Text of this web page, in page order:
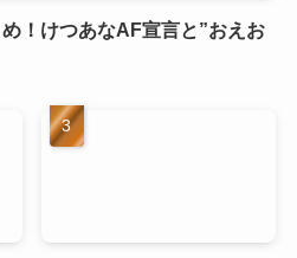
！けつあなAF宣言と”おえお